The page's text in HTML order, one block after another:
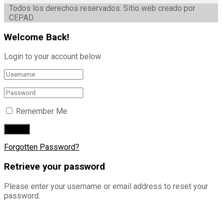
Todos los derechos reservados. Sitio web creado por
CEPAD
Welcome Back!
Login to your account below
Remember Me
Forgotten Password?
Retrieve your password
Please enter your username or email address to reset your
password.